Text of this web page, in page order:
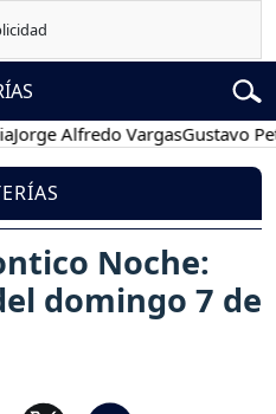
Alfredo VargasGustavo Petro
Noche:
domingo 7 de